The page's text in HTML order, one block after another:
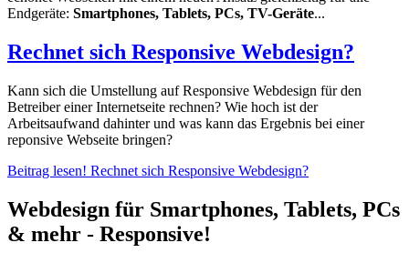
Endgeräte: Smartphones, Tablets, PCs, TV-Geräte...
Rechnet sich Responsive Webdesign?
Kann sich die Umstellung auf Responsive Webdesign für den
Betreiber einer Internetseite rechnen? Wie hoch ist der
Arbeitsaufwand dahinter und was kann das Ergebnis bei einer
reponsive Webseite bringen?
Beitrag lesen! Rechnet sich Responsive Webdesign?
Webdesign für Smartphones, Tablets, PCs
& mehr - Responsive!